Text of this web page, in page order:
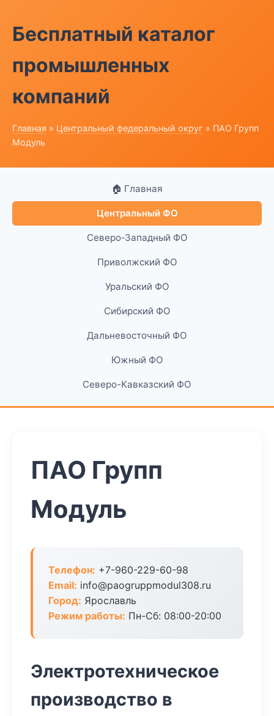
Бесплатный каталог
промышленных
компаний
Главная » Центральный федеральный округ » ПАО Групп
Модуль
🏠 Главная
Центральный ФО
Северо-Западный ФО
Приволжский ФО
Уральский ФО
Сибирский ФО
Дальневосточный ФО
Южный ФО
Северо-Кавказский ФО
ПАО Групп
Модуль
Телефон: +7-960-229-60-98
Email: info@paogruppmodul308.ru
Город: Ярославль
Режим работы: Пн-Сб: 08:00-20:00
Электротехническое
производство в